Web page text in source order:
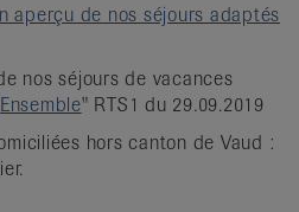
aperçu de nos séjours adaptés
nos séjours de vacances
Ensemble" RTS1 du 29.09.2019
hors canton de Vaud :